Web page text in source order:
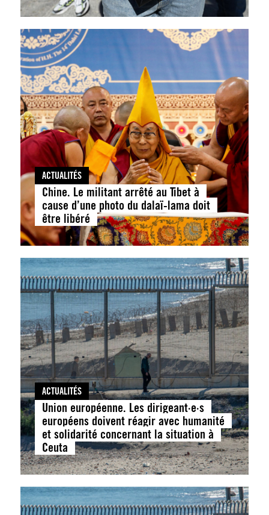
ACTUALITÉS
Chine. Le militant arrêté au Tibet à
cause d’une photo du dalaï-lama doit
être libéré
ACTUALITÉS
Union européenne. Les dirigeant·e·s
européens doivent réagir avec humanité
et solidarité concernant la situation à
Ceuta